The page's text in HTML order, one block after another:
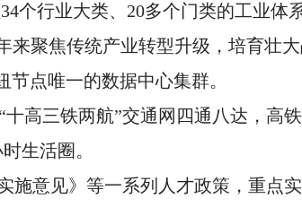
个行业大类、20多个门类的工业体
聚焦传统产业转型升级，培育壮
点唯一的数据中心集群。
高三铁两航”交通网四通八达，高
生活圈。
施意见》等一系列人才政策，重点